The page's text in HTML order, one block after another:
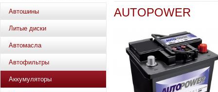
AUTOPOWER
Автошины
Литые диски
Автомасла
Автофильтры
Аккумуляторы